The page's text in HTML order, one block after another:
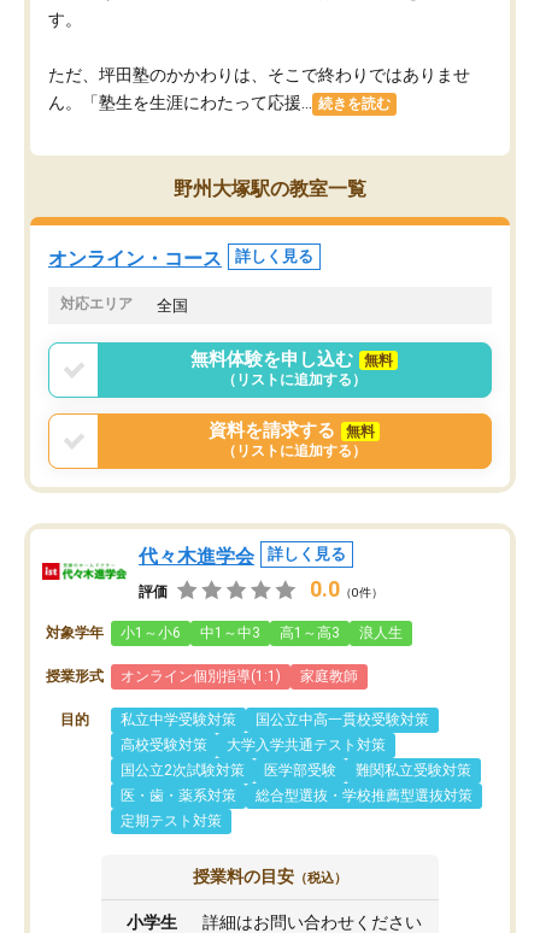
す。
ただ、坪田塾のかかわりは、そこで終わりではありませ
ん。「塾生を生涯にわたって応援...
続きを読む
野州大塚駅の教室一覧
オンライン・コース 詳しく見る
対応エリア 全国
無料体験を申し込む
無料
（リストに追加する）
資料を請求する
無料
（リストに追加する）
代々木進学会 詳しく見る
評価 0.0 （0件）
対象学年 小1～小6 中1～中3 高1～高3 浪人生
授業形式 オンライン個別指導(1:1) 家庭教師
目的 私立中学受験対策
国公立中高一貫校受験対策
高校受験対策
大学入学共通テスト対策
国公立2次試験対策
医学部受験
難関私立受験対策
医・歯・薬系対策
総合型選抜・学校推薦型選抜対策
定期テスト対策
授業料の目安 （税込）
小学生 詳細はお問い合わせください